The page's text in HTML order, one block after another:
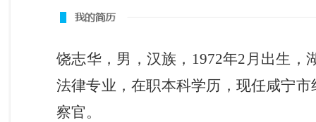
饶志华，男，汉族，1972年2月出生，
法律专业，在职本科学历，现任咸宁
察官。